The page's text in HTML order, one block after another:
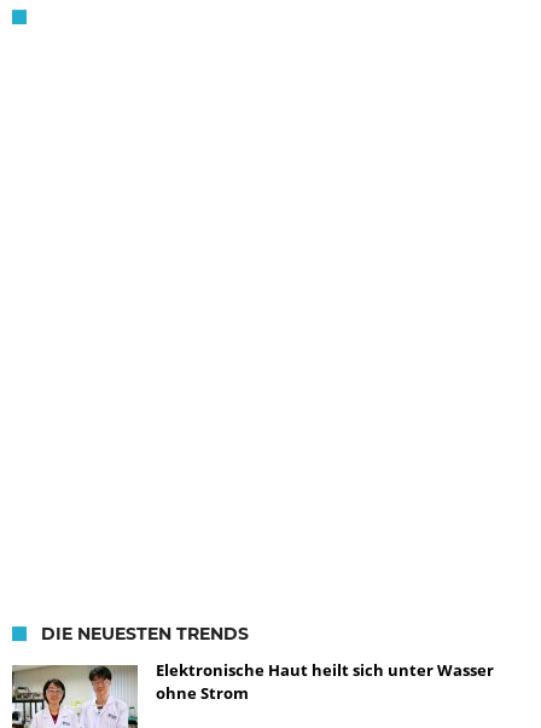
DIE NEUESTEN TRENDS
Elektronische Haut heilt sich unter Wasser
ohne Strom